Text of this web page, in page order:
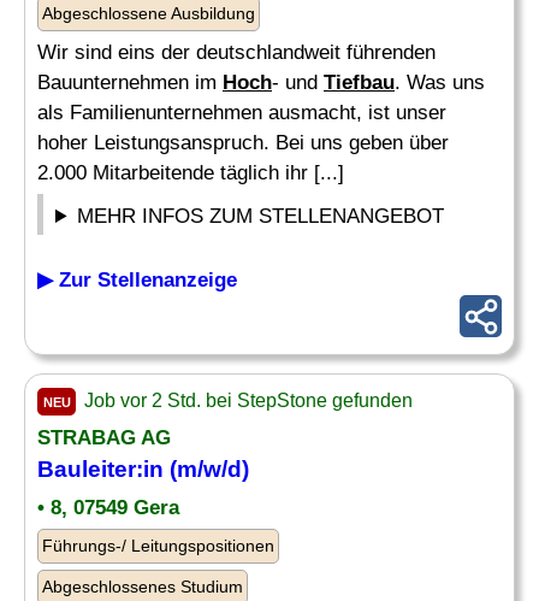
Abgeschlossene Ausbildung
Wir sind eins der deutschlandweit führenden
Bauunternehmen im Hoch- und Tiefbau. Was uns
als Familienunternehmen ausmacht, ist unser
hoher Leistungsanspruch. Bei uns geben über
2.000 Mitarbeitende täglich ihr [...]
MEHR INFOS ZUM STELLENANGEBOT
▶ Zur Stellenanzeige
NEU Job vor 2 Std. bei StepStone gefunden
STRABAG AG
Bauleiter:in (m/w/d)
• 8, 07549 Gera
Führungs-/ Leitungspositionen
Abgeschlossenes Studium